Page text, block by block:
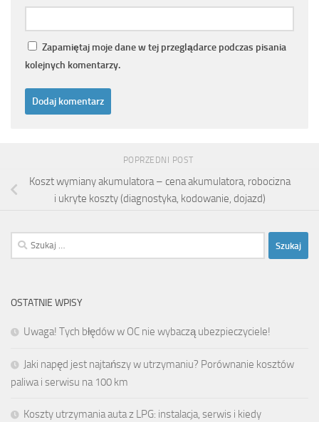
Zapamiętaj moje dane w tej przeglądarce podczas pisania
kolejnych komentarzy.
POPRZEDNI POST
Koszt wymiany akumulatora – cena akumulatora, robocizna
i ukryte koszty (diagnostyka, kodowanie, dojazd)
Szukaj:
OSTATNIE WPISY
Uwaga! Tych błędów w OC nie wybaczą ubezpieczyciele!
Jaki napęd jest najtańszy w utrzymaniu? Porównanie kosztów
paliwa i serwisu na 100 km
Koszty utrzymania auta z LPG: instalacja, serwis i kiedy